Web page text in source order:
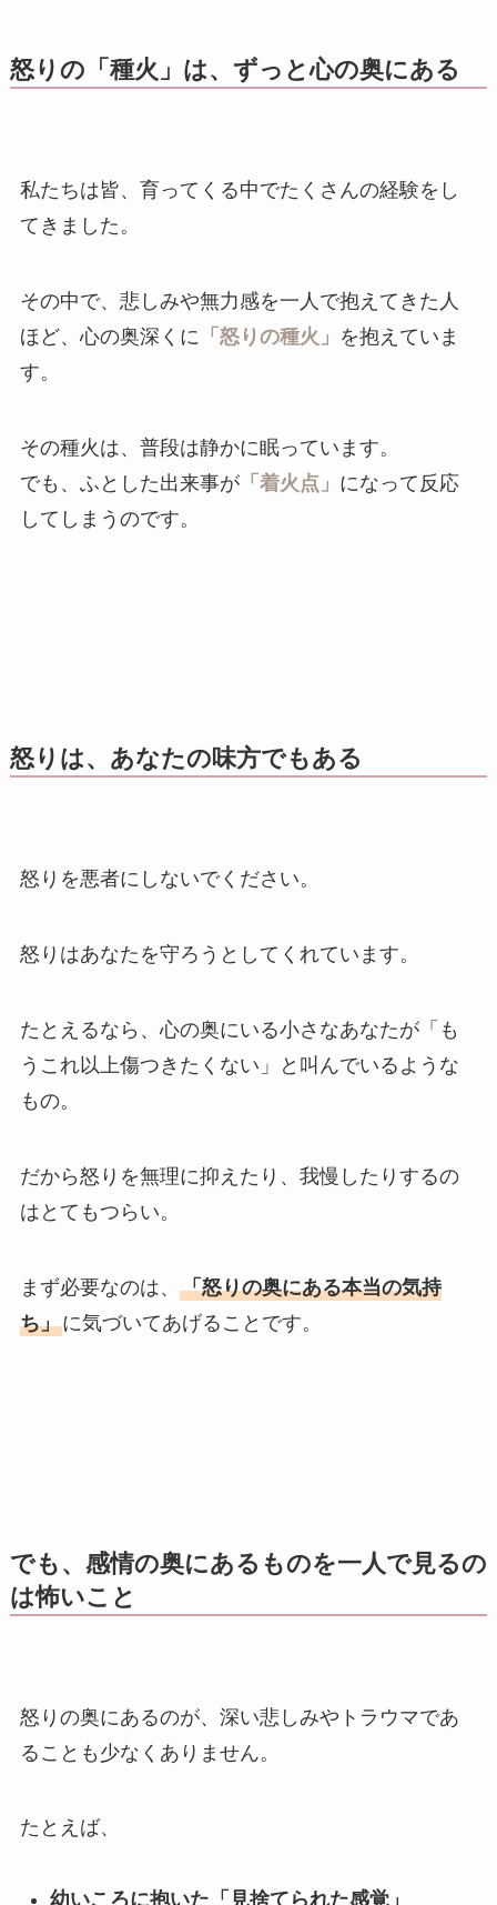
怒りの「種火」は、ずっと心の奥にある
私たちは皆、育ってくる中でたくさんの経験をし
てきました。
その中で、悲しみや無力感を一人で抱えてきた人
ほど、心の奥深くに 「怒りの種火」 を抱えていま
す。
その種火は、普段は静かに眠っています。
でも、ふとした出来事が「着火点」 になって反応
してしまうのです。
怒りは、あなたの味方でもある
怒りを悪者にしないでください。
怒りはあなたを守ろうとしてくれています。
たとえるなら、心の奥にいる小さなあなたが「も
うこれ以上傷つきたくない」と叫んでいるような
もの。
だから怒りを無理に抑えたり、我慢したりするの
はとてもつらい。
まず必要なのは、 「怒りの奥にある本当の気持
ち」に気づいてあげることです。
でも、感情の奥にあるものを一人で見るの
は怖いこと
怒りの奥にあるのが、深い悲しみやトラウマであ
ることも少なくありません。
たとえば、
幼いころに抱いた「見捨てられた感覚」